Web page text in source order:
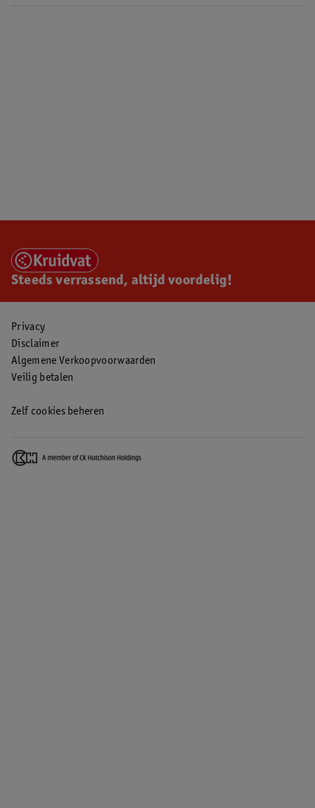
Steeds verrassend, altijd voordelig!
Privacy
Disclaimer
Algemene Verkoopvoorwaarden
Veilig betalen
Zelf cookies beheren